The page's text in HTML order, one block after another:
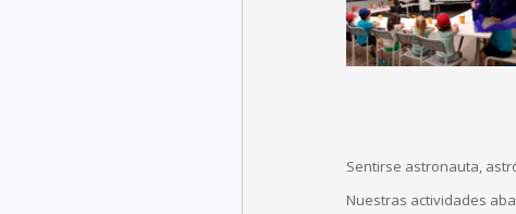
Sentirse astronauta,
Nuestras actividades